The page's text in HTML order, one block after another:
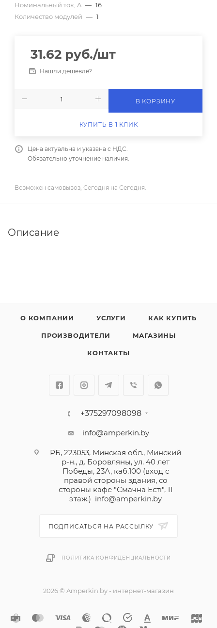
Номинальный ток, A — 16
Количество модулей — 1
31.62 руб./шт
Нашли дешевле?
В КОРЗИНУ
КУПИТЬ В 1 КЛИК
Цена актуальна и указана с НДС.
Обязательно уточнение наличия.
Возможен самовывоз, Сегодня на Сегодня.
Описание
О КОМПАНИИ УСЛУГИ КАК КУПИТЬ
ПРОИЗВОДИТЕЛИ МАГАЗИНЫ
КОНТАКТЫ
+375297098098
info@amperkin.by
РБ, 223053, Минская обл., Минский
р-н., д. Боровляны, ул. 40 лет
Победы, 23А, каб.100 (вход с
правой стороны здания, со
стороны кафе "Смачна Естi", 11
этаж.) info@amperkin.by
ПОДПИСАТЬСЯ НА РАССЫЛКУ
ПОЛИТИКА КОНФИДЕНЦИАЛЬНОСТИ
2026 © Amperkin.by - интернет-магазин